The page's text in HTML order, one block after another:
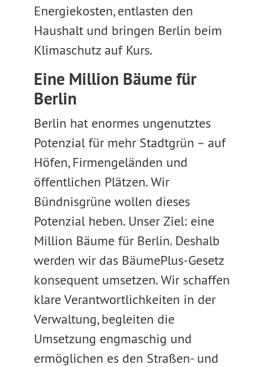
Energiekosten, entlasten den
Haushalt und bringen Berlin beim
Klimaschutz auf Kurs.
Eine Million Bäume für
Berlin
Berlin hat enormes ungenutztes
Potenzial für mehr Stadtgrün – auf
Höfen, Firmengeländen und
öffentlichen Plätzen. Wir
Bündnisgrüne wollen dieses
Potenzial heben. Unser Ziel: eine
Million Bäume für Berlin. Deshalb
werden wir das BäumePlus-Gesetz
konsequent umsetzen. Wir schaffen
klare Verantwortlichkeiten in der
Verwaltung, begleiten die
Umsetzung engmaschig und
ermöglichen es den Straßen- und